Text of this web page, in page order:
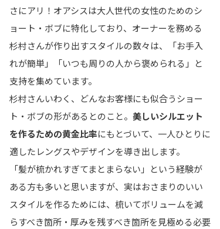
さにアリ！オアシスは大人世代の女性のためのシ
ョート・ボブに特化しており、オーナーを務める
杉村さんが作り出すスタイルの数々は、「お手入
れが簡単」「いつも周りの人から褒められる」と
支持を集めています。
杉村さんいわく、どんなお客様にも似合うショー
ト・ボブの形があるとのこと。 美しいシルエット
を作るための黄金比率にもとづいて、一人ひとりに
適したレングスやデザインを導き出します。
「髪が梳かれすぎてまとまらない」という経験が
ある方も多いと思いますが、実はおさまりのいい
スタイルを作るためには、梳いてボリュームを減
らすべき箇所・厚みを残すべき箇所を見極める必要